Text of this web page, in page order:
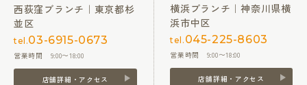
西荻窪ブランチ｜東京都杉
並区
tel.03-6915-0673
営業時間 9:00〜18:00
店舗詳細・アクセス
横浜ブランチ｜神奈川県横
浜市中区
tel. 045-225-8603
営業時間 9:00〜18:00
店舗詳細・アクセス